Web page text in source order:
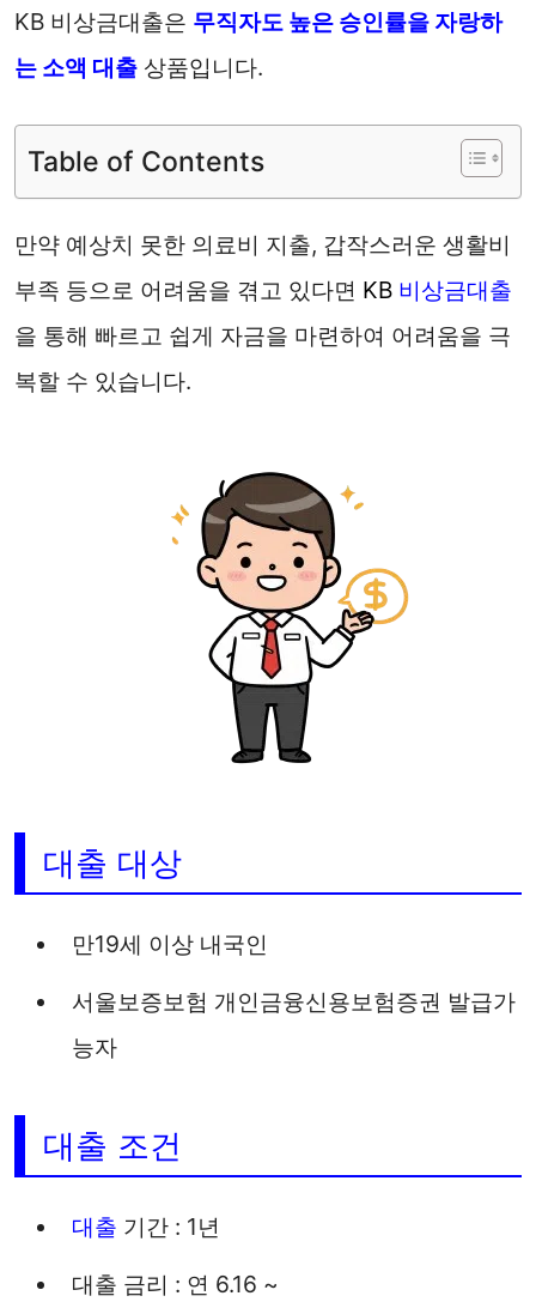
KB 비상금대출은 무직자도 높은 승인률을 자랑하
는 소액 대출 상품입니다.
Table of Contents
만약 예상치 못한 의료비 지출, 갑작스러운 생활비
부족 등으로 어려움을 겪고 있다면 KB 비상금대출
을 통해 빠르고 쉽게 자금을 마련하여 어려움을 극
복할 수 있습니다.
대출 대상
만19세 이상 내국인
서울보증보험 개인금융신용보험증권 발급가
능자
대출 조건
대출 기간 : 1년
대출 금리 : 연 6.16 ~